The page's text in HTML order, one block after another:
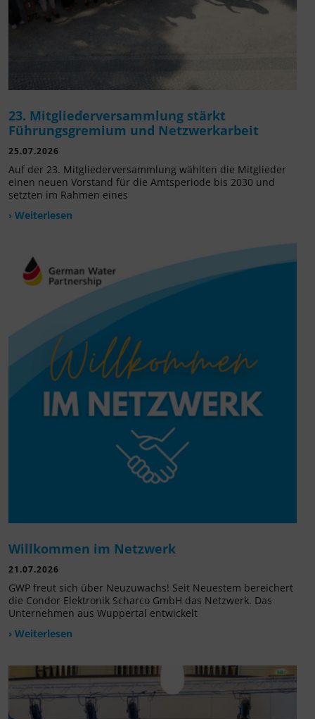
23. Mitgliederversammlung stärkt
Führungsgremium und Netzwerkarbeit
25.07.2026
Auf der 23. Mitgliederversammlung wählten die Mitglieder
einen neuen Vorstand für die Amtsperiode bis 2030 und
setzten im Rahmen eines
› Weiterlesen
Willkommen im Netzwerk
21.07.2026
GWP freut sich über Neuzuwachs! Seit Neuestem bereichert
die Condor Elektronik Scharco GmbH das Netzwerk. Das
Unternehmen aus Wuppertal entwickelt
› Weiterlesen